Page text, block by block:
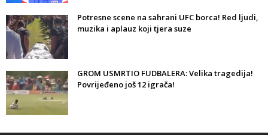
Potresne scene na sahrani UFC borca! Red ljudi,
muzika i aplauz koji tjera suze
GROM USMRTIO FUDBALERA: Velika tragedija!
Povrijeđeno još 12 igrača!